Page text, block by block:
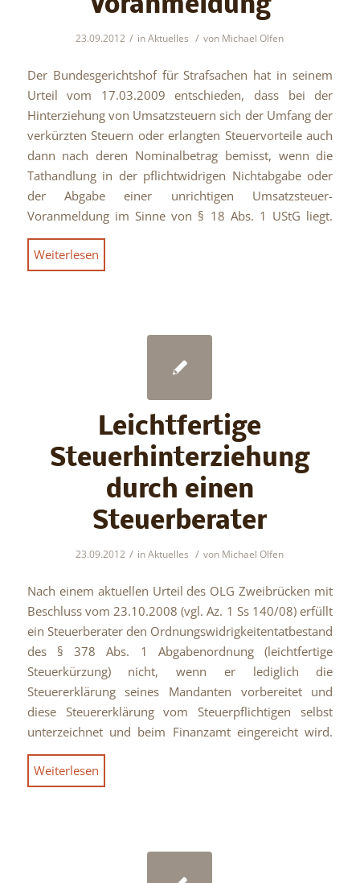
Voranmeldung
23.09.2012 / inAktuelles / von Michael Olfen
Der Bundesgerichtshof für Strafsachen hat in seinem
Urteil vom 17.03.2009 entschieden, dass bei der
Hinterziehung von Umsatzsteuern sich der Umfang der
verkürzten Steuern oder erlangten Steuervorteile auch
dann nach deren Nominalbetrag bemisst, wenn die
Tathandlung in der pflichtwidrigen Nichtabgabe oder
der Abgabe einer unrichtigen Umsatzsteuer-
Voranmeldung im Sinne von § 18 Abs. 1 UStG liegt.
Weiterlesen
Leichtfertige
Steuerhinterziehung
durch einen
Steuerberater
23.09.2012 / inAktuelles / von Michael Olfen
Nach einem aktuellen Urteil des OLG Zweibrücken mit
Beschluss vom 23.10.2008 (vgl. Az. 1 Ss 140/08) erfüllt
ein Steuerberater den Ordnungswidrigkeitentatbestand
des § 378 Abs. 1 Abgabenordnung (leichtfertige
Steuerkürzung) nicht, wenn er lediglich die
Steuererklärung seines Mandanten vorbereitet und
diese Steuererklärung vom Steuerpflichtigen selbst
unterzeichnet und beim Finanzamt eingereicht wird.
Weiterlesen